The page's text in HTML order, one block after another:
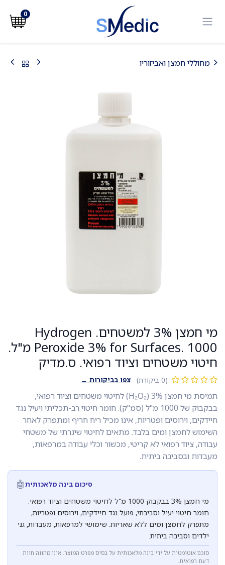
0
מחוללי חמצן ואביזוריו
מי חמצן 3% למשטחים. Hydrogen
Peroxide 3% for Surfaces. 1000 מ"ל.
חיטוי משטחים וציוד רפואי. ס.מדיק
(0 ביקורת) צפו בביקורות ←
תמיסת מי חמצן 3% (H₂O₂) לחיטוי משטחים וציוד רפואי,
בבקבוק של 1000 מ"ל (סמ"ק). חומר חיטוי רב-תכליתי ויעיל נגד
חיידקים, וירוסים ופטריות, אינו מכיל ריח חריף ומתפרק לאחר
השימוש לחמצן ומים בלבד. מתאים לחיטוי שיגרתי של משטחי
עבודה, ציוד רפואי לא קריטי, מכשור וכלי עבודה במרפאות,
מעבדות ובסביבה ביתית.
סיכום בינה מלאכותית🤖
מי חמצן 3% בבקבוק 1000 מ"ל לחיטוי משטחים וציוד רפואי.
חומר חיטוי יעיל וסביבתי, פועל נגד חיידקים, וירוסים ופטריות,
מתפרק לחמצן ומים ללא שאריות. שימושי למרפאות, מעבדות, גני
ילדים וסביבה ביתית.
סוכם אוטומטית על ידי בינה מלאכותית על בסיס מפרט המוצר. אינו מהווה חוות
דעת רפואית.